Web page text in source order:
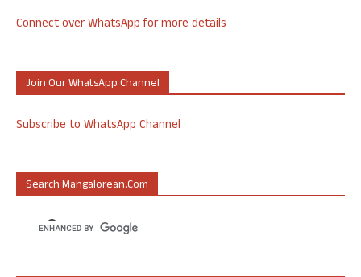
Connect over WhatsApp for more details
Join Our WhatsApp Channel
Subscribe to WhatsApp Channel
Search Mangalorean.com